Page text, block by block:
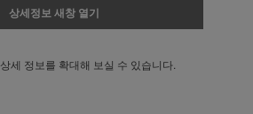
상세정보 새창 열기
상세 정보를 확대해 보실 수 있습니다.